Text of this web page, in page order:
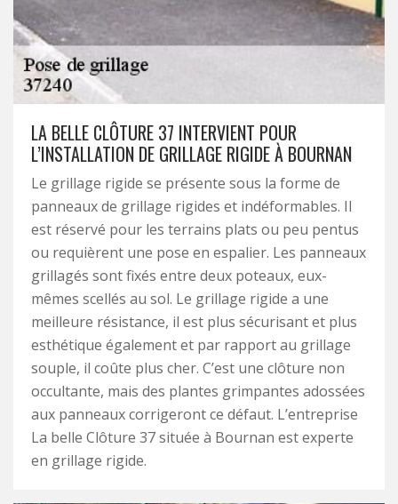
LA BELLE CLÔTURE 37 INTERVIENT POUR
L’INSTALLATION DE GRILLAGE RIGIDE À BOURNAN
Le grillage rigide se présente sous la forme de
panneaux de grillage rigides et indéformables. Il
est réservé pour les terrains plats ou peu pentus
ou requièrent une pose en espalier. Les panneaux
grillagés sont fixés entre deux poteaux, eux-
mêmes scellés au sol. Le grillage rigide a une
meilleure résistance, il est plus sécurisant et plus
esthétique également et par rapport au grillage
souple, il coûte plus cher. C’est une clôture non
occultante, mais des plantes grimpantes adossées
aux panneaux corrigeront ce défaut. L’entreprise
La belle Clôture 37 située à Bournan est experte
en grillage rigide.